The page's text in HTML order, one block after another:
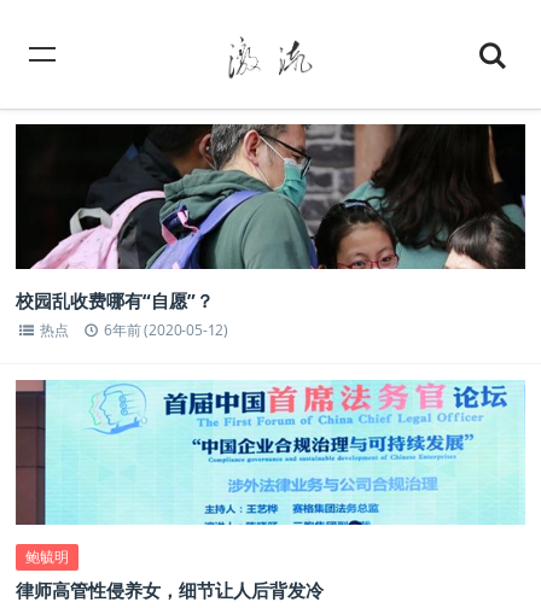
校园乱收费哪有“自愿”？
热点 6年前 (2020-05-12)
鲍毓明
律师高管性侵养女，细节让人后背发冷